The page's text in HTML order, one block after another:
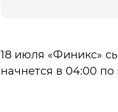
18 июля «Финикс»
начнется в 04:00